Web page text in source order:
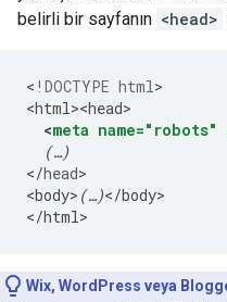
belirli bir sayfanın <head>
< !DOCTYPE html>
<html><head>
<meta name="robots"
(…)
</head>
<body> (…)</body>
</html>
Wix, WordPress veya